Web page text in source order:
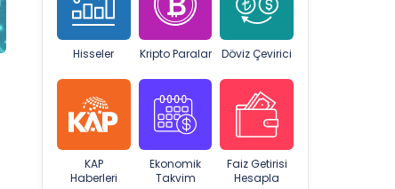
Hisseler Kripto Paralar Döviz Çevirici
KAP
Haberleri
Ekonomik
Takvim
Faiz Getirisi
Hesapla